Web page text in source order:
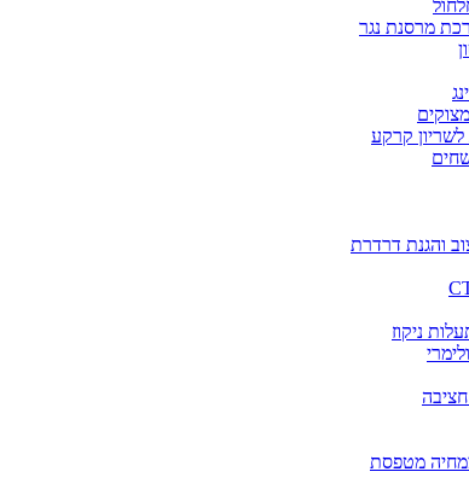
מרסנת נגר
לשריון קרקע
והגנת דרדרת
ניקוז
מטפסת